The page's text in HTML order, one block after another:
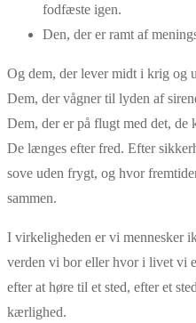
fodfæste igen.
Den, der er ramt af
Og dem, der lever midt i krig og
Dem, der vågner til lyden af
Dem, der er på flugt med det, de
De længes efter fred. Efter
sove uden frygt, og hvor
sammen.
I virkeligheden er vi mennesker
verden vi bor eller hvor i livet vi
efter at høre til et sted, efter et
kærlighed.